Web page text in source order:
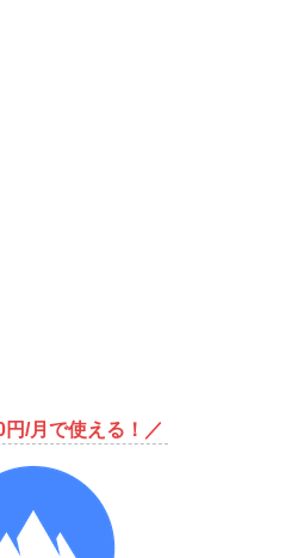
円/月で使える！／